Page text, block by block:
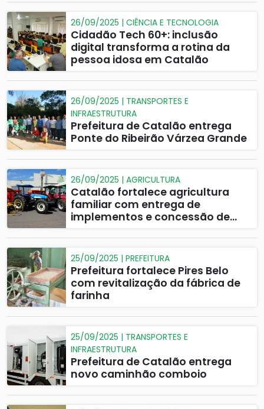
26/09/2025 | CIÊNCIA E TECNOLOGIA
Cidadão Tech 60+: inclusão
digital transforma a rotina da
pessoa idosa em Catalão
26/09/2025 | TRANSPORTES E
INFRAESTRUTURA
Prefeitura de Catalão entrega
Ponte do Ribeirão Várzea Grande
26/09/2025 | AGRICULTURA
Catalão fortalece agricultura
familiar com entrega de
implementos e concessão de
25/09/2025 | PREFEITURA
Prefeitura fortalece Pires Belo
com revitalização da fábrica de
farinha
25/09/2025 | TRANSPORTES E
INFRAESTRUTURA
Prefeitura de Catalão entrega
novo caminhão comboio